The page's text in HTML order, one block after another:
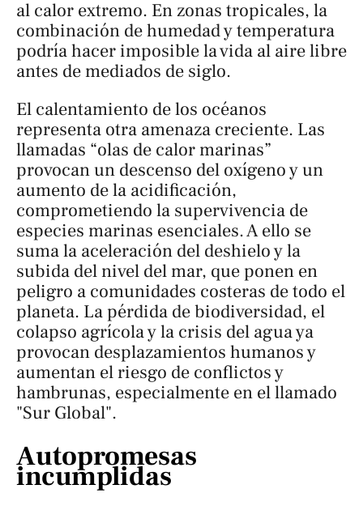
al calor extremo. En zonas tropicales, la
combinación de humedad y temperatura
podría hacer imposible la vida al aire libre
antes de mediados de siglo.
El calentamiento de los océanos
representa otra amenaza creciente. Las
llamadas “olas de calor marinas”
provocan un descenso del oxígeno y un
aumento de la acidificación,
comprometiendo la supervivencia de
especies marinas esenciales. A ello se
suma la aceleración del deshielo y la
subida del nivel del mar, que ponen en
peligro a comunidades costeras de todo el
planeta. La pérdida de biodiversidad, el
colapso agrícola y la crisis del agua ya
provocan desplazamientos humanos y
aumentan el riesgo de conflictos y
hambrunas, especialmente en el llamado
"Sur Global".
Autopromesas
incumplidas